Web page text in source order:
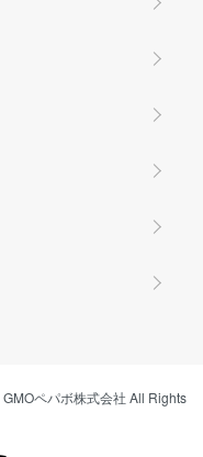
GMOペパボ株式会社 All Rights